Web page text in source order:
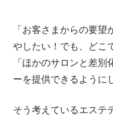
「お客さまからの要
やしたい！でも、どこ
「ほかのサロンと差別
ーを提供できるように
そう考えているエステ